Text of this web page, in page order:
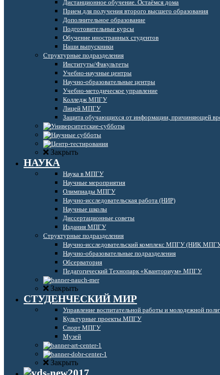
Дистанционное обучение. Остаёмся дома
Прием для получения второго высшего образования
Дополнительное образование
Подготовительные курсы
Обучение иностранных студентов
Наши выпускники
Структурные подразделения
Институты/Факультеты
Учебно-научные центры
Научно-образовательные центры
Учебно-методическое управление
Колледж МПГУ
Лицей МПГУ
Защита обучающихся от информации, причиняющей
Закрыть
НАУКА
Наука в МПГУ
Научные мероприятия
Олимпиады МПГУ
Научно-исследовательская работа (НИР)
Научные школы
Диссертационные советы
Издания МПГУ
Структурные подразделения
Научно-исследовательский комплекс МПГУ (НИК
Научно-образовательные подразделения
Обсерватория
Педагогический Технопарк «Кванториум» МПГУ
Закрыть
СТУДЕНЧЕСКИЙ МИР
Управление воспитательной работы и молодежной
Культурные проекты МПГУ
Спорт МПГУ
Музей
Закрыть